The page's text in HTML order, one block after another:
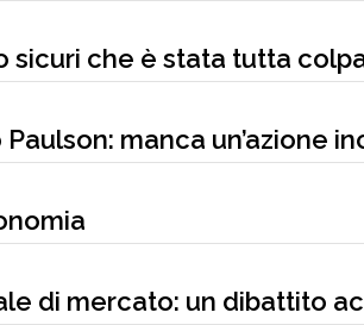
sicuri che è stata tutta
manca un’azione
di mercato: un dibattito